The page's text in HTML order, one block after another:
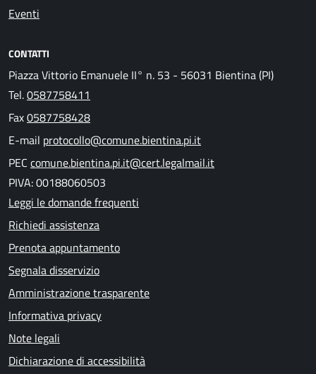
Eventi
CONTATTI
Piazza Vittorio Emanuele II° n. 53 - 56031 Bientina (PI)
Tel.0587758411
Fax0587758428
E-mail protocollo@comune.bientina.pi.it
PEC comune.bientina.pi.it@cert.legalmail.it
PIVA: 00188060503
Leggi le domande frequenti
Richiedi assistenza
Prenota appuntamento
Segnala disservizio
Amministrazione trasparente
Informativa privacy
Note legali
Dichiarazione di accessibilità